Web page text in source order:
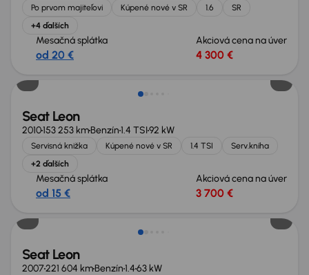
Po prvom majiteľovi Kúpené nové v SR 1.6
SR
+4 ďalších
Mesačná splátka
od 20 €
Akciová cena na úver
4 300 €
Zlacnené o 1 000 €
Seat Leon
2010153 253 kmBenzín1.4 TSI92 kW
Servisná knižka Kúpené nové v SR 1.4 TSI
Serv.kniha
+2 ďalších
Mesačná splátka
od 15 €
Akciová cena na úver
3 700 €
Zlacnené o 500 €
Seat Leon
2007221 604 kmBenzín1.463 kW